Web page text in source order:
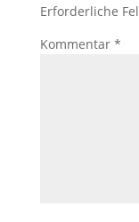
Erforderliche
Kommentar *